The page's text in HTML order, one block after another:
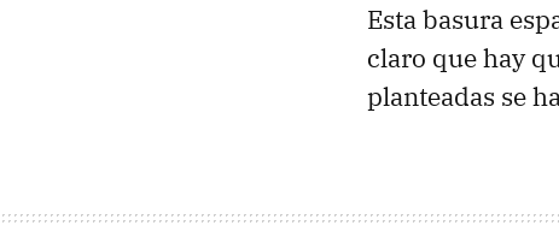
Esta basura
claro que hay
planteadas se